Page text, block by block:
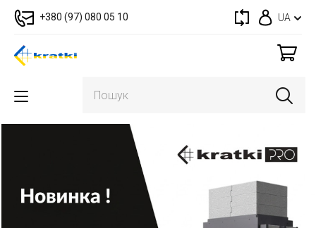
+380 (97) 080 05 10 UA